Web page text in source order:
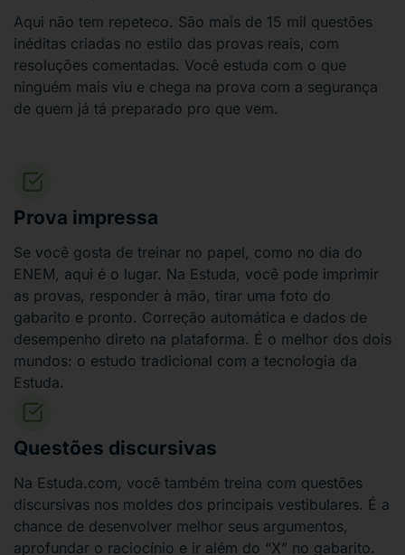
Aqui não tem repeteco. São mais de 15 mil questões
inéditas criadas no estilo das provas reais, com
resoluções comentadas. Você estuda com o que
ninguém mais viu e chega na prova com a segurança
de quem já tá preparado pro que vem.
Prova impressa
Se você gosta de treinar no papel, como no dia do
ENEM, aqui é o lugar. Na Estuda, você pode imprimir
as provas, responder à mão, tirar uma foto do
gabarito e pronto. Correção automática e dados de
desempenho direto na plataforma. É o melhor dos dois
mundos: o estudo tradicional com a tecnologia da
Estuda.
Questões discursivas
Na Estuda.com, você também treina com questões
discursivas nos moldes dos principais vestibulares. É a
chance de desenvolver melhor seus argumentos,
aprofundar o raciocínio e ir além do “X” no gabarito.